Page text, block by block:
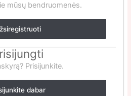
mūsų bendruomenės.
Prisijunkite.
dabar